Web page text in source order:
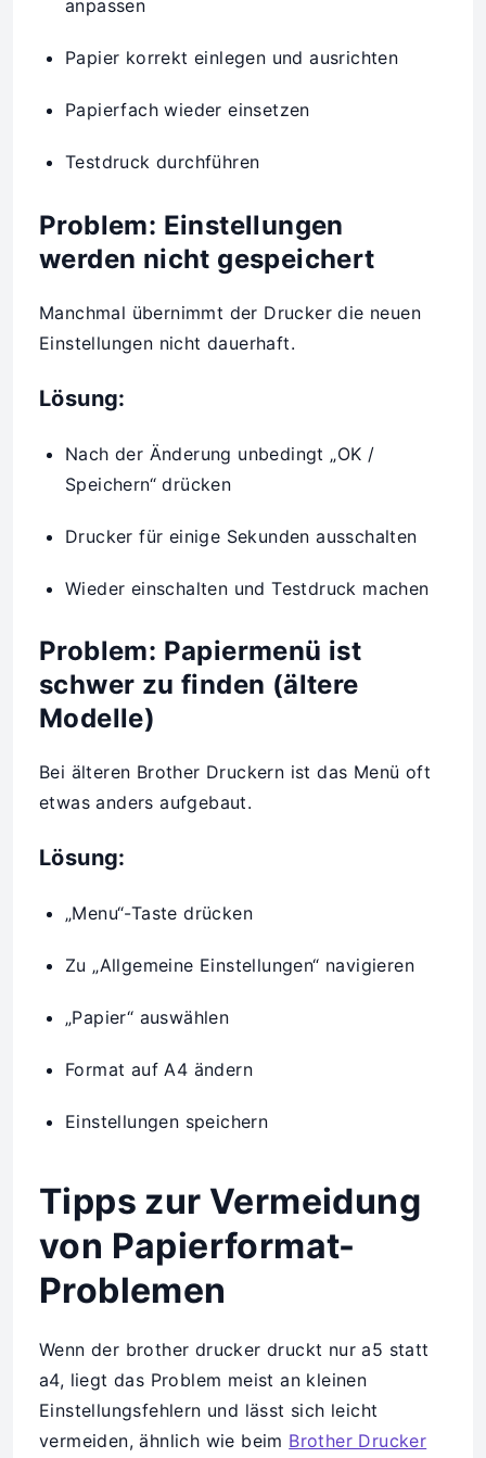
anpassen
Papier korrekt einlegen und ausrichten
Papierfach wieder einsetzen
Testdruck durchführen
Problem: Einstellungen
werden nicht gespeichert
Manchmal übernimmt der Drucker die neuen
Einstellungen nicht dauerhaft.
Lösung:
Nach der Änderung unbedingt „OK /
Speichern“ drücken
Drucker für einige Sekunden ausschalten
Wieder einschalten und Testdruck machen
Problem: Papiermenü ist
schwer zu finden (ältere
Modelle)
Bei älteren Brother Druckern ist das Menü oft
etwas anders aufgebaut.
Lösung:
„Menu“-Taste drücken
Zu „Allgemeine Einstellungen“ navigieren
„Papier“ auswählen
Format auf A4 ändern
Einstellungen speichern
Tipps zur Vermeidung
von Papierformat-
Problemen
Wenn der brother drucker druckt nur a5 statt
a4, liegt das Problem meist an kleinen
Einstellungsfehlern und lässt sich leicht
vermeiden, ähnlich wie beim Brother Drucker